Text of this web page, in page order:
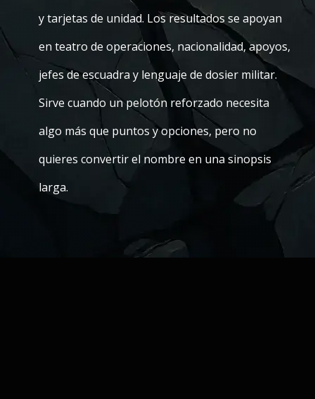
y tarjetas de unidad. Los resultados se apoyan
en teatro de operaciones, nacionalidad, apoyos,
jefes de escuadra y lenguaje de dosier militar.
Sirve cuando un pelotón reforzado necesita
algo más que puntos y opciones, pero no
quieres convertir el nombre en una sinopsis
larga.